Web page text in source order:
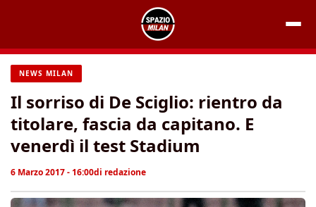
contenuto
NEWS MILAN
Il sorriso di De Sciglio: rientro da
titolare, fascia da capitano. E
venerdì il test Stadium
6 Marzo 2017 - 16:00di redazione